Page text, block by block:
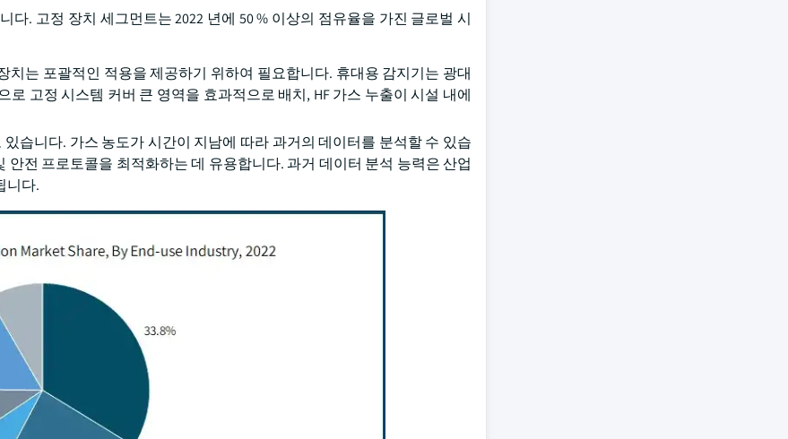
. 고정 장치 세그먼트는 2022 년에 50 % 이상의 점유율을 가진 글로벌 시
치는 포괄적인 적용을 제공하기 위하여 필요합니다. 휴대용 감지기는 광대
고정 시스템 커버 큰 영역을 효과적으로 배치, HF 가스 누출이 시설 내에
습니다. 가스 농도가 시간이 지남에 따라 과거의 데이터를 분석할 수 있습
전 프로토콜을 최적화하는 데 유용합니다. 과거 데이터 분석 능력은 산업
니다.